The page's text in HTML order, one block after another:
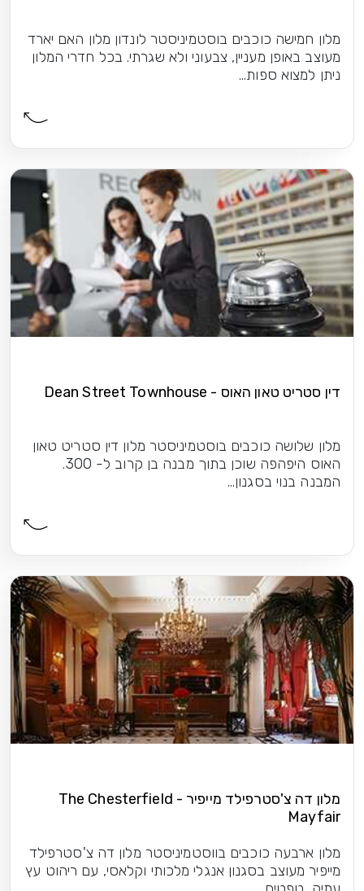
מלון חמישה כוכבים בוסטמיניסטר לונדון מלון האם יארד
מעוצב באופן מעניין, צבעוני ולא שגרתי. בכל חדרי המלון
ניתן למצוא ספות...
דין סטריט טאון האוס - Dean Street Townhouse
מלון שלושה כוכבים בוסטמיניסטר מלון דין סטריט טאון
האוס היפהפה שוכן בתוך מבנה בן קרוב ל- 300.
המבנה בנוי בסגנון...
מלון דה צ'סטרפילד מייפיר - The Chesterfield
Mayfair
מלון ארבעה כוכבים בווסטמיניסטר מלון דה צ'סטרפילד
מייפיר מעוצב בסגנון אנגלי מלכותי וקלאסי, עם ריהוט עץ